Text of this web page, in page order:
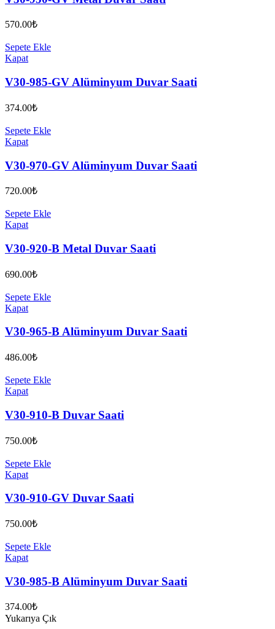
570.00₺
Sepete Ekle
Kapat
V30-985-GV Alüminyum Duvar Saati
374.00₺
Sepete Ekle
Kapat
V30-970-GV Alüminyum Duvar Saati
720.00₺
Sepete Ekle
Kapat
V30-920-B Metal Duvar Saati
690.00₺
Sepete Ekle
Kapat
V30-965-B Alüminyum Duvar Saati
486.00₺
Sepete Ekle
Kapat
V30-910-B Duvar Saati
750.00₺
Sepete Ekle
Kapat
V30-910-GV Duvar Saati
750.00₺
Sepete Ekle
Kapat
V30-985-B Alüminyum Duvar Saati
374.00₺
Yukarıya Çık